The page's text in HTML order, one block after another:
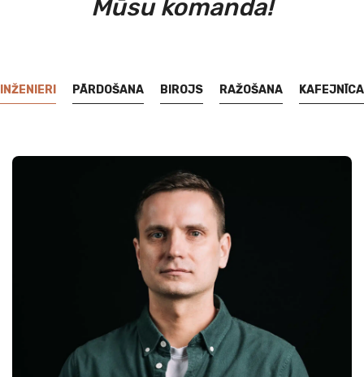
Mūsu komanda!
INŽENIERI PĀRDOŠANA BIROJS RAŽOŠANA KAFEJNĪCA